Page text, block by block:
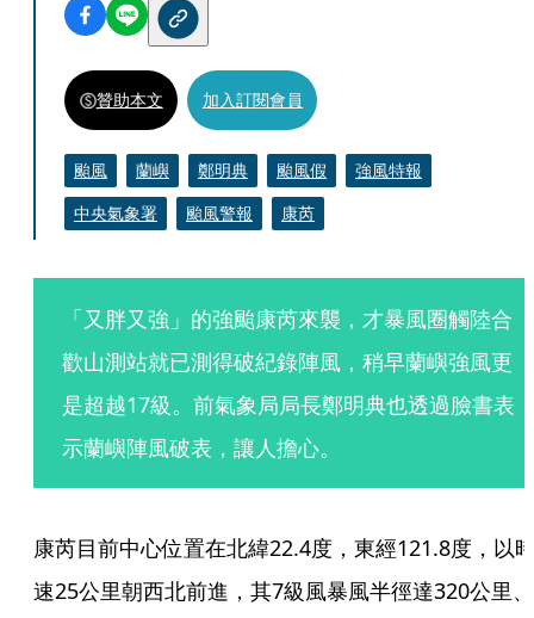
贊助本文 加入訂閱會員
颱風 蘭嶼 鄭明典 颱風假
強風特報
中央氣象署
颱風警報 康芮
「又胖又強」的強颱康芮來襲，才暴風圈觸陸合
歡山測站就已測得破紀錄陣風，稍早蘭嶼強風更
是超越17級。前氣象局局長鄭明典也透過臉書表
示蘭嶼陣風破表，讓人擔心。
康芮目前中心位置在北緯22.4度，東經121.8度，以
速25公里朝西北前進，其7級風暴風半徑達320公里、